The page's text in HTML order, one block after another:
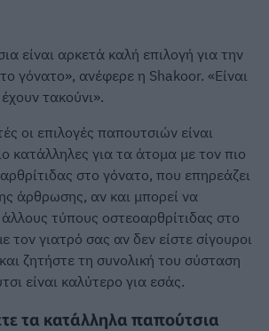
είναι αρκετά καλή επιλογή για την
γόνατο», ανέφερε η Shakoor. «Είναι
τακούνι».
οι επιλογές παπουτσιών είναι
κατάλληλες για τα άτομα με τον πιο
στο γόνατο, που επηρεάζει
άρθρωσης, αν και μπορεί να
τύπους οστεοαρθρίτιδας στο
τον γιατρό σας αν δεν είστε σίγουροι
ζητήστε τη συνολική του σύσταση
είναι καλύτερο για εσάς.
τα κατάλληλα παπούτσια